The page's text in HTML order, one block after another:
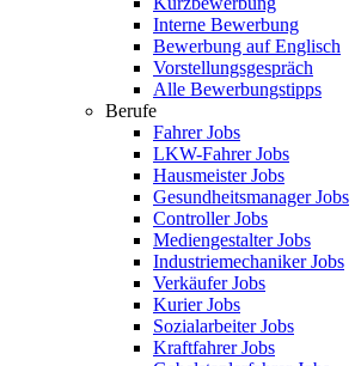
Interne Bewerbung
Bewerbung auf Englisch
Vorstellungsgespräch
Alle Bewerbungstipps
Berufe
Fahrer Jobs
LKW-Fahrer Jobs
Hausmeister Jobs
Gesundheitsmanager Jobs
Controller Jobs
Mediengestalter Jobs
Industriemechaniker Jobs
Verkäufer Jobs
Kurier Jobs
Sozialarbeiter Jobs
Kraftfahrer Jobs